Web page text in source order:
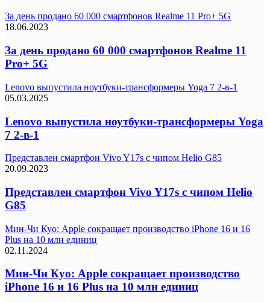
За день продано 60 000 смартфонов Realme 11 Pro+ 5G
18.06.2023
За день продано 60 000 смартфонов Realme 11
Pro+ 5G
Lenovo выпустила ноутбуки-трансформеры Yoga 7 2-в-1
05.03.2025
Lenovo выпустила ноутбуки-трансформеры Yoga
7 2-в-1
Представлен смартфон Vivo Y17s с чипом Helio G85
20.09.2023
Представлен смартфон Vivo Y17s с чипом Helio
G85
Мин-Чи Куо: Apple сокращает производство iPhone 16 и 16
Plus на 10 млн единиц
02.11.2024
Мин-Чи Куо: Apple сокращает производство
iPhone 16 и 16 Plus на 10 млн единиц